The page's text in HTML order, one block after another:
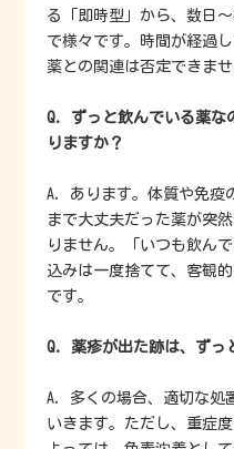
る「即時型」から、数日
で様々です。時間が経過
薬との関連は否定できませ
Q. ずっと飲んでいる薬な
りますか？
A. あります。体質や免疫
まで大丈夫だった薬が突
りません。「いつも飲ん
込みは一度捨てて、客観
です。
Q. 薬疹が出た跡は、ずっ
A. 多くの場合、適切な処
いきます。ただし、重症